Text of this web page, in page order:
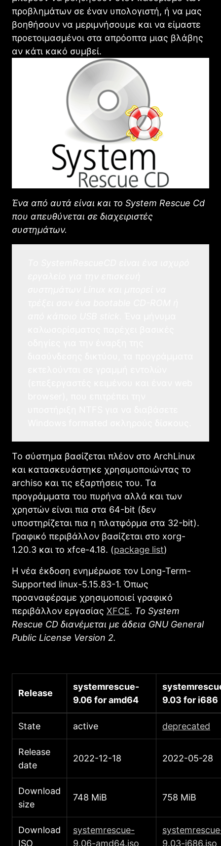
προβλημάτων σε έναν υπολογιστή, ή να μας
βοηθήσουν να μεριμνήσουμε και να είμαστε
προετοιμασμένοι στα απρόοπτα μιας βλάβης
αν κάτι κακό συμβεί.
Ένα από αυτά είναι και το System Rescue Cd
που απευθύνεται σε διαχειριστές
συστημάτων.
Το σύστημα βασίζεται πλέον στο ArchLinux
και κατασκευάστηκε χρησιμοποιώντας το
archiso και τις εξαρτήσεις του. Τα
προγράμματα του πυρήνα αλλά και των
χρηστών είναι πια στα 64-bit (δεν
υποστηρίζεται πια η πλατφόρμα στα 32-bit).
Γραφικό περιβάλλον βασίζεται στο xorg-
1.20.3 και το xfce-4.18. (package list)
Η νέα έκδοση ενημέρωσε τον Long-Term-
Supported linux-5.15.83-1. Όπως
προαναφέραμε χρησιμοποιεί γραφικό
περιβάλλον εργασίας XFCE. To System
Rescue CD διανέμεται με άδεια GNU General
Public License Version 2.
Release
systemrescue-
9.06 for amd64
9.03 for i686
State active deprecated
Release
date
2022-12-18 2022-05-28
Download
size
748 MiB 758 MiB
Download
ISO
systemrescue-
9.06-amd64.iso
9.03-i686.iso